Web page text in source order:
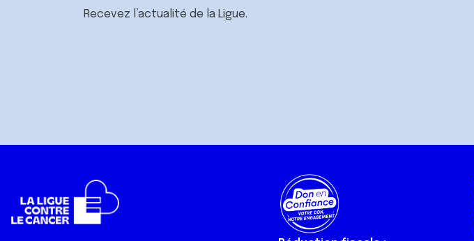
Recevez l’actualité de la Ligue.